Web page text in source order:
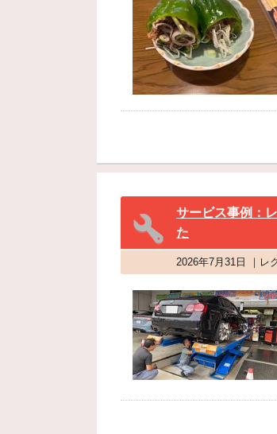
サービス事例：
た
2026年7月31日 ｜